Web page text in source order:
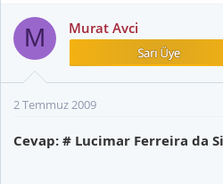
M Murat Avci
2 Temmuz 2009
Cevap: # Lucimar Ferreira da